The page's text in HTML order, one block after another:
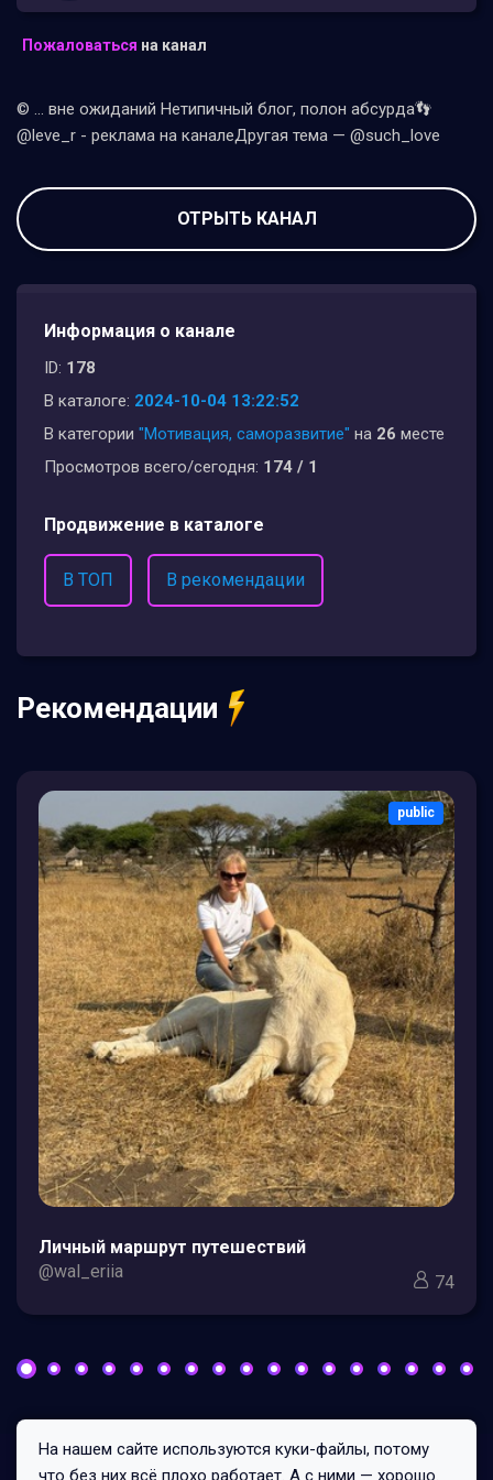
Пожаловаться на канал
© ... вне ожиданий Нетипичный блог, полон абсурда👣
@leve_r - реклама на каналеДругая тема — @such_love
ОТРЫТЬ КАНАЛ
Информация о канале
ID: 178
В каталоге: 2024-10-04 13:22:52
В категории "Мотивация, саморазвитие" на 26 месте
Просмотров всего/сегодня: 174 / 1
Продвижение в каталоге
В ТОП В рекомендации
Рекомендации
public
Личный маршрут путешествий
@wal_eriia
74
Все права защищены © 2026
На нашем сайте используются куки-файлы, потому
что без них всё плохо работает. А с ними — хорошо.